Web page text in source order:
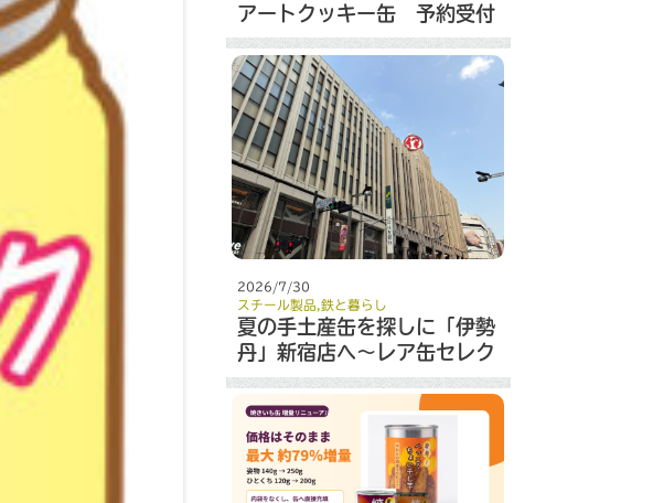
アートクッキー缶 予約受付
開始
2026/7/30
スチール製品,鉄と暮らし
夏の手土産缶を探しに「伊勢
丹」新宿店へ～レア缶セレク
ト～